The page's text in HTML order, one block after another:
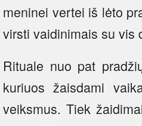
meninei vertei iš lėto
virsti vaidinimais su vis
Rituale nuo pat
kuriuos žaisdami
veiksmus. Tiek